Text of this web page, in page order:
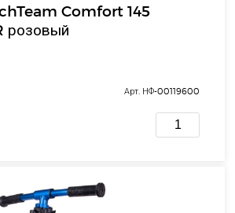
Comfort 145
розовый
Арт. НФ-00119600